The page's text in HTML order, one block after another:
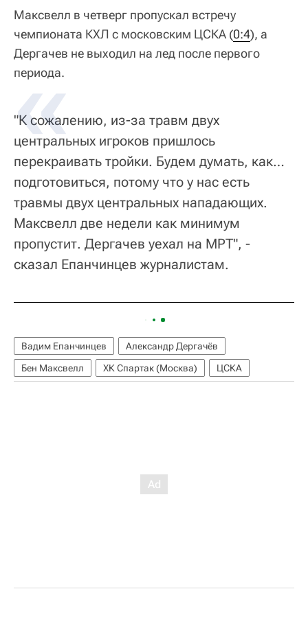
Максвелл в четверг пропускал встречу
чемпионата КХЛ с московским ЦСКА (0:4), а
Дергачев не выходил на лед после первого
периода.
"К сожалению, из-за травм двух
центральных игроков пришлось
перекраивать тройки. Будем думать, как…
подготовиться, потому что у нас есть
травмы двух центральных нападающих.
Максвелл две недели как минимум
пропустит. Дергачев уехал на МРТ", -
сказал Епанчинцев журналистам.
Вадим Епанчинцев
Александр Дергачёв
Бен Максвелл
ХК Спартак (Москва) ЦСКА